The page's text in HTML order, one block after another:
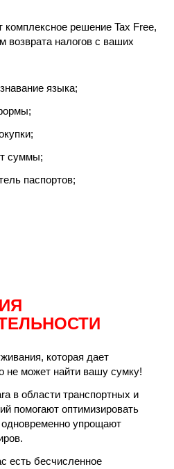
комплексное решение Tax Free,
возврата налогов с ваших
языка;
суммы;
паспортов;
которая дает
не может найти вашу сумку!
в области транспортных и
помогают оптимизировать
одновременно упрощают
есть бесчисленное